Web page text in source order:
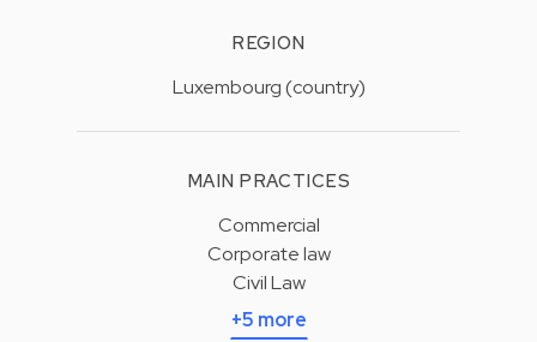
REGION
Luxembourg (country)
MAIN PRACTICES
Commercial
Corporate law
Civil Law
+5 more